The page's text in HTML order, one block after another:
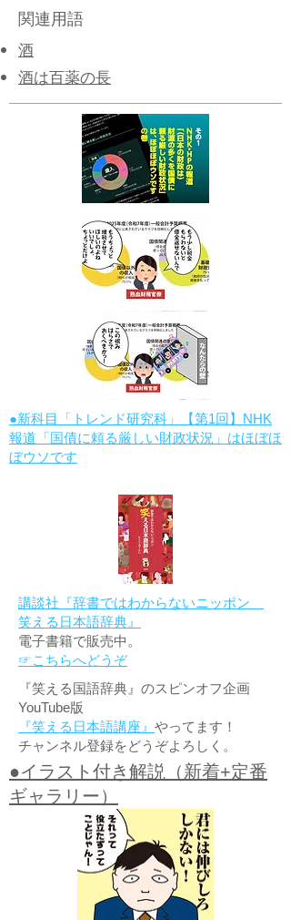
関連用語
酒
酒は百薬の長
●新科目「トレンド研究科」【第1回】NHK
報道「国債に頼る厳しい財政状況」はほぼほ
ぼウソです
講談社『辞書ではわからないニッポン
笑える日本語辞典』
電子書籍で販売中。
☞こちらへどうぞ
『笑える国語辞典』のスピンオフ企画
YouTube版
『笑える日本語講座』 やってます！
チャンネル登録をどうぞよろしく。
●イラスト付き解説（新着+定番
ギャラリー）